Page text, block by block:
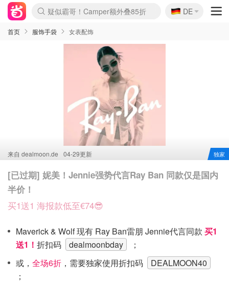
Boticinal 夏促开抢！
4折！lulu周四疯狂上新
还没结束！&OtherStories大促
Joybuy变相75折 随时失效
速领！Stanley独家85折
疑似霸哥！Camper额外叠85折
Zalando 奥莱闪促！每日更新
Moncler反季囤！5折起+叠9折
Coach Brooklyn仅€192
🇩🇪
DE
首页 服饰手袋 女表配饰
来自 dealmoon.de 04-29更新 独家
[已过期] 妮美！Jennie强势代言Ray Ban 同款仅是国内
半价！
买1送1 海报款低至€74😎
Maverick & Wolf 现有 Ray Ban雷朋 Jennie代言同款 买1
送1！ 折扣码 dealmoonbday
；
或， 全场6折 ，需要独家使用折扣码
DEALMOON40
；